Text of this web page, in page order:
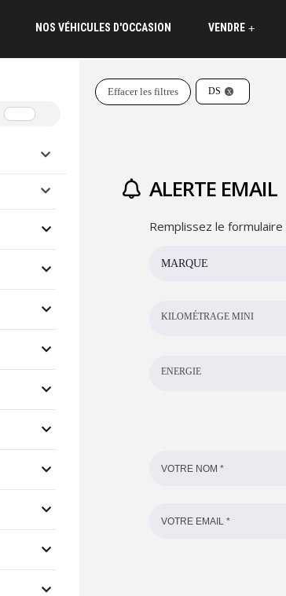
NOS VÉHICULES D'OCCASION +
VENDRE
DS
Effacer les filtres
ALERTE EMAIL
Remplissez le
MARQUE
KILOMÉTRAGE MINI
ENERGIE